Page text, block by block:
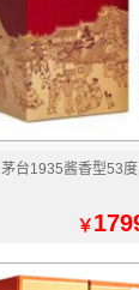
茅台1935酱香型53
￥